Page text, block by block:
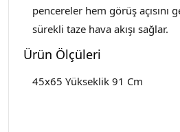
pencereler hem görüş açısını
sürekli taze hava akışı sağlar.
Ürün Ölçüleri
45x65 Yükseklik 91 Cm